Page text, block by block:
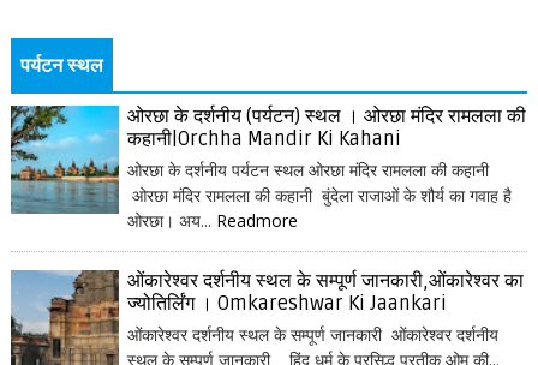
पर्यटन स्थल
ओरछा के दर्शनीय (पर्यटन) स्थल । ओरछा मंदिर रामलला की
कहानी|Orchha Mandir Ki Kahani
ओरछा के दर्शनीय पर्यटन स्थल ओरछा मंदिर रामलला की कहानी
ओरछा मंदिर रामलला की कहानी बुंदेला राजाओं के शौर्य का गवाह है
ओरछा। अय... Readmore
ओंकारेश्वर दर्शनीय स्थल के सम्पूर्ण जानकारी,ओंकारेश्वर का
ज्योतिर्लिंग । Omkareshwar Ki Jaankari
ओंकारेश्वर दर्शनीय स्थल के सम्पूर्ण जानकारी ओंकारेश्वर दर्शनीय
स्थल के सम्पूर्ण जानकारी हिंदू धर्म के प्रसिद्ध प्रतीक ओम् की...